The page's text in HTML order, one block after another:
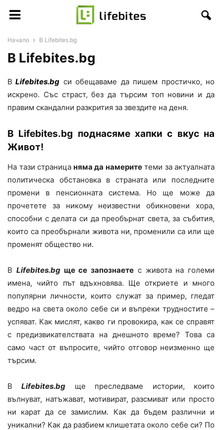
Начало В Lifebites.bg
В Lifebites.bg
В Lifebites.bg си обещаваме да пишем простичко, но
искрено. Със страст, без да търсим топ новини и да
правим скандални разкрития за звездите на деня.
В Lifebites.bg поднасяме хапки с вкус на
Живот!
На тази страница няма да намеритетеми за актуалната
политическа обстановка в страната или последните
промени в пенсионната система. Но ще може да
прочетете за никому неизвестни обикновени хора,
способни с делата си да преобърнат света, за събития,
които са преобърнали живота ни, променили са или ще
променят общество ни.
В Lifebites.bgще се запознаете с живота на големи
имена, чийто път вдъхновява. Ще откриете и много
популярни личности, които служат за пример, гледат
ведро на света около себе си и въпреки трудностите –
успяват. Как мислят, какво ги провокира, как се справят
с предизвикателствата на днешното време? Това са
само част от въпросите, чийто отговор неизменно ще
търсим.
ВLifebites.bg ще преследваме истории, които
вълнуват, натъжават, мотивират, разсмиват или просто
ни карат да се замислим. Как да бъдем различни и
уникални? Как да разбием клишетата около себе си? По